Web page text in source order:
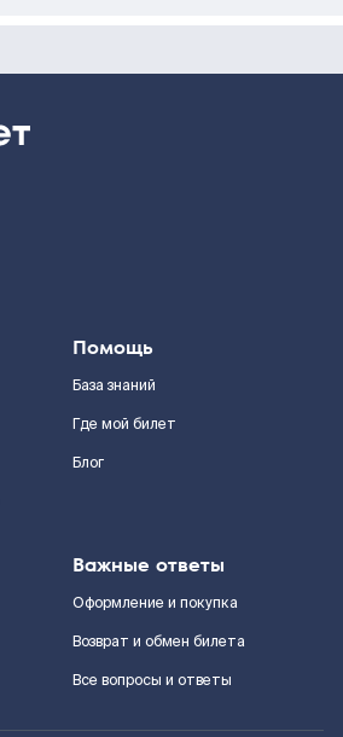
Помощь
База знаний
Где мой билет
Блог
Важные ответы
Оформление и покупка
Возврат и обмен билета
Все вопросы и ответы